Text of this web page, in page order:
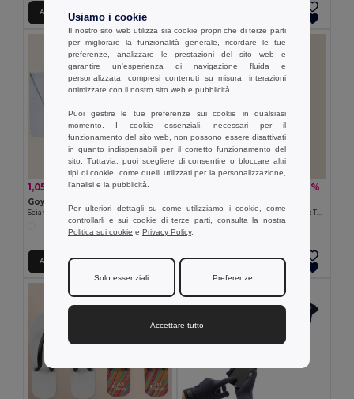
Aggiungi al carrello
1,05 € 1,12 € -7%
Goya 39526
Sciarpa Polar 180gr/m2 Adatta per Sublimazione
Aggiungi al carrello
-2%
Aggiungi al carrello
Usiamo i cookie
Il nostro sito web utilizza sia cookie propri che di terze parti
per migliorare la funzionalità generale, ricordare le tue
preferenze, analizzare le prestazioni del sito web e
garantire un'esperienza di navigazione fluida e
personalizzata, compresi contenuti su misura, interazioni
ottimizzate con il nostro sito web e pubblicità.
Puoi gestire le tue preferenze sui cookie in qualsiasi
momento. I cookie essenziali, necessari per il
funzionamento del sito web, non possono essere disattivati
in quanto indispensabili per il corretto funzionamento del
sito. Tuttavia, puoi scegliere di consentire o bloccare altri
tipi di cookie, come quelli utilizzati per la personalizzazione,
l'analisi e la pubblicità.
Per ulteriori dettagli su come utilizziamo i cookie, come
controllarli e sui cookie di terze parti, consulta la nostra
Politica sui cookie e Privacy Policy.
Solo essenziali Preferenze
Accettare tutto